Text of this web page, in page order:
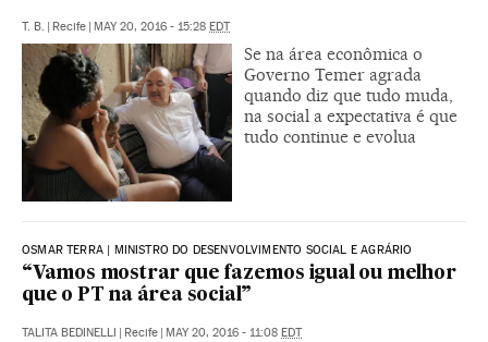
T. B. | Recife | MAY 20, 2016 - 15:28 EDT
Se na área econômica o
Governo Temer agrada
quando diz que tudo muda,
na social a expectativa é que
tudo continue e evolua
OSMAR TERRA | MINISTRO DO DESENVOLVIMENTO SOCIAL E AGRÁRIO
“Vamos mostrar que fazemos igual ou melhor
que o PT na área social”
TALITA BEDINELLI | Recife | MAY 20, 2016 - 11:08 EDT